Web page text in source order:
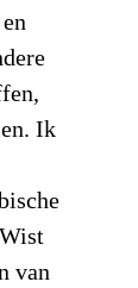
Ik
van